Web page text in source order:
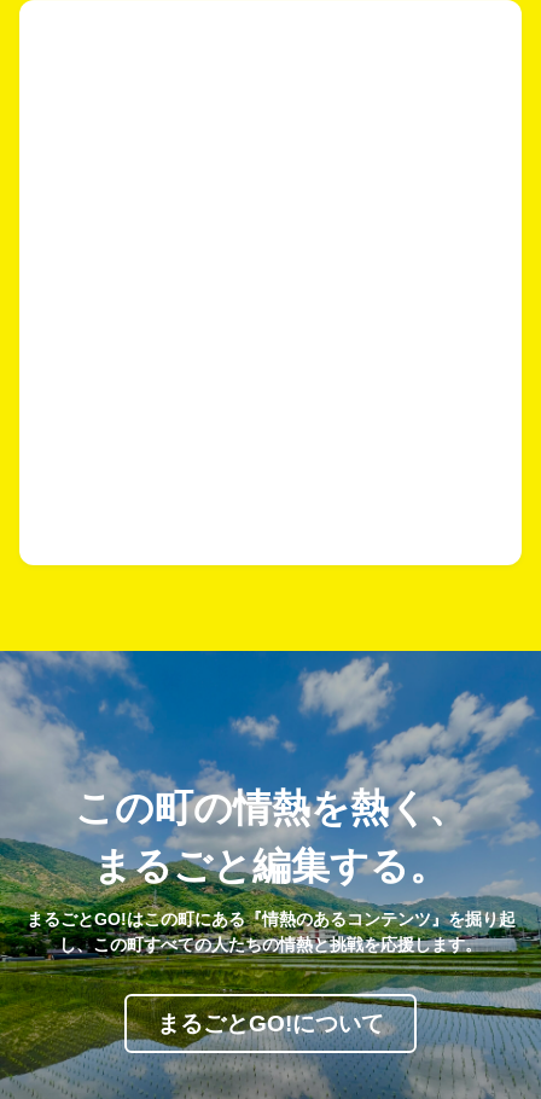
この町の情熱を熱く、
まるごと編集する。
まるごとGO!はこの町にある『情熱のあるコンテンツ』を掘り起
し、この町すべての人たちの情熱と挑戦を応援します。
まるごとGO!について